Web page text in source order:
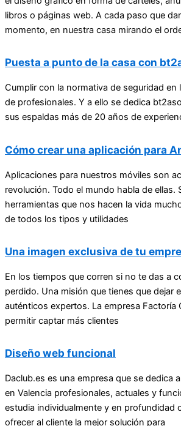
libros o páginas web. A cada paso que
momento, en nuestra casa mirando el
Puesta a punto de la casa con
Cumplir con la normativa de seguridad en
de profesionales. Y a ello se dedica
sus espaldas más de 20 años de
Cómo crear una aplicación para
Aplicaciones para nuestros móviles son
revolución. Todo el mundo habla de ellas.
herramientas que nos hacen la vida
de todos los tipos y utilidades
Una imagen exclusiva de tu
En los tiempos que corren si no te das a
perdido. Una misión que tienes que dejar
auténticos expertos. La empresa Factoría
permitir captar más clientes
Diseño web funcional
Daclub.es es una empresa que se dedica
en Valencia profesionales, actuales y
estudia individualmente y en profundidad
ofrecer al cliente la mejor solución para